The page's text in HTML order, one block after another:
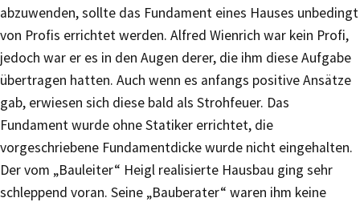
abzuwenden, sollte das Fundament eines Hauses unbedingt
von Profis errichtet werden. Alfred Wienrich war kein Profi,
jedoch war er es in den Augen derer, die ihm diese Aufgabe
übertragen hatten. Auch wenn es anfangs positive Ansätze
gab, erwiesen sich diese bald als Strohfeuer. Das
Fundament wurde ohne Statiker errichtet, die
vorgeschriebene Fundamentdicke wurde nicht eingehalten.
Der vom „Bauleiter“ Heigl realisierte Hausbau ging sehr
schleppend voran. Seine „Bauberater“ waren ihm keine